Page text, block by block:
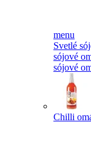
menu
Svetlé
sójové
sójové
Chilli